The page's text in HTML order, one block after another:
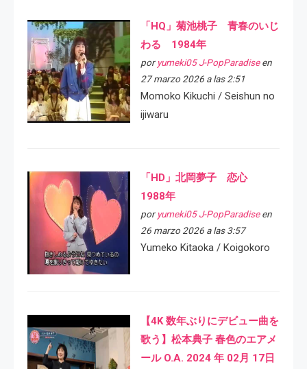
「HQ」菊池桃子 青春のいじ
わる 1984年
por yumeki05 J-PopParadiseen
27 marzo 2026 a las 2:51
Momoko Kikuchi / Seishun no
ijiwaru
「HD」北岡夢子 恋心
1988年
por yumeki05 J-PopParadiseen
26 marzo 2026 a las 3:57
Yumeko Kitaoka / Koigokoro
【4K 数年ぶりにデビュー曲を
歌う】松本典子 春色のエアメ
ール O.A. 2024 年 02月 17日